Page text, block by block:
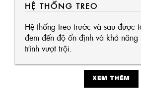
HỆ THỐNG TREO
Hệ thống treo trước và sau được
đem đến độ ổn định và khả năng
trình vượt trội.
XEM THÊM